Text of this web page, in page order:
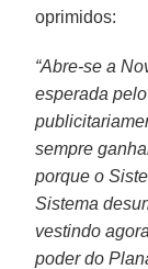
oprimidos:
“Abre-se a
esperada
sempre
porque o
Sistema
vestindo
poder do